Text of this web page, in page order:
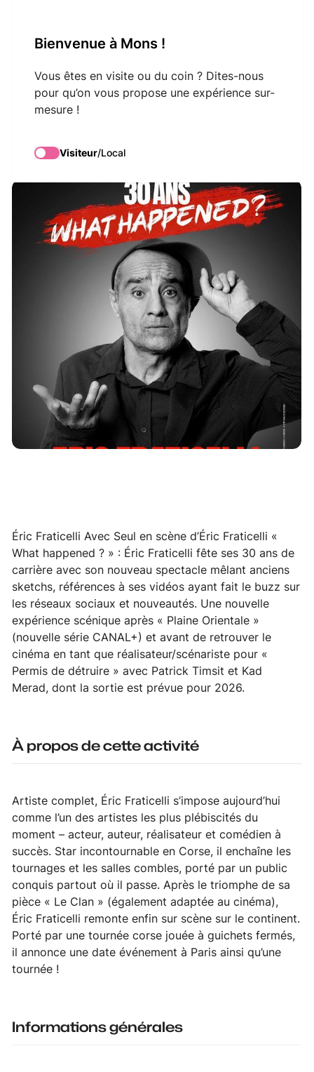
Bienvenue à Mons !
Vous êtes en visite ou du coin ? Dites-nous
pour qu’on vous propose une expérience sur-
mesure !
Visiteur/Local
Eric Fraticelli
Éric Fraticelli Avec Seul en scène d’Éric Fraticelli «
What happened ? » : Éric Fraticelli fête ses 30 ans de
carrière avec son nouveau spectacle mêlant anciens
sketchs, références à ses vidéos ayant fait le buzz sur
les réseaux sociaux et nouveautés. Une nouvelle
expérience scénique après « Plaine Orientale »
(nouvelle série CANAL+) et avant de retrouver le
cinéma en tant que réalisateur/scénariste pour «
Permis de détruire » avec Patrick Timsit et Kad
Merad, dont la sortie est prévue pour 2026.
À propos de cette activité
Artiste complet, Éric Fraticelli s’impose aujourd’hui
comme l’un des artistes les plus plébiscités du
moment – acteur, auteur, réalisateur et comédien à
succès. Star incontournable en Corse, il enchaîne les
tournages et les salles combles, porté par un public
conquis partout où il passe. Après le triomphe de sa
pièce « Le Clan » (également adaptée au cinéma),
Éric Fraticelli remonte enfin sur scène sur le continent.
Porté par une tournée corse jouée à guichets fermés,
il annonce une date événement à Paris ainsi qu’une
tournée !
Informations générales